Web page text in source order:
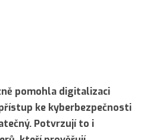
pomohla digitalizaci
ke kyberbezpečnosti
Potvrzují to i